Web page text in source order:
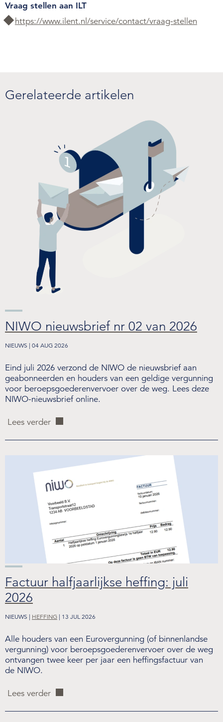
Vraag stellen aan ILT
https://www.ilent.nl/service/contact/vraag-stellen
Gerelateerde artikelen
NIWO nieuwsbrief nr 02 van 2026
NIEUWS | 04 AUG 2026
Eind juli 2026 verzond de NIWO de nieuwsbrief aan
geabonneerden en houders van een geldige vergunning
voor beroepsgoederenvervoer over de weg. Lees deze
NIWO-nieuwsbrief online.
Lees verder
Factuur halfjaarlijkse heffing: juli
2026
NIEUWS | HEFFING | 13 JUL 2026
Alle houders van een Eurovergunning (of binnenlandse
vergunning) voor beroepsgoederenvervoer over de weg
ontvangen twee keer per jaar een heffingsfactuur van
de NIWO.
Lees verder